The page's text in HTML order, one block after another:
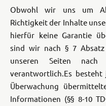
Obwohl wir uns um
Richtigkeit der Inhalte
hierfür keine Garantie
sind wir nach § 7
unseren Seiten nach
verantwortlich.Es
Überwachung
Informationen (§§ 8-10